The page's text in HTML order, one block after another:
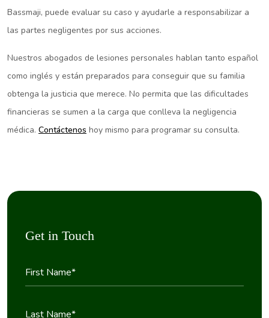
Bassmaji, puede evaluar su caso y ayudarle a responsabilizar a
las partes negligentes por sus acciones.
Nuestros abogados de lesiones personales hablan tanto español
como inglés y están preparados para conseguir que su familia
obtenga la justicia que merece. No permita que las dificultades
financieras se sumen a la carga que conlleva la negligencia
médica. Contáctenos hoy mismo para programar su consulta.
Get in Touch